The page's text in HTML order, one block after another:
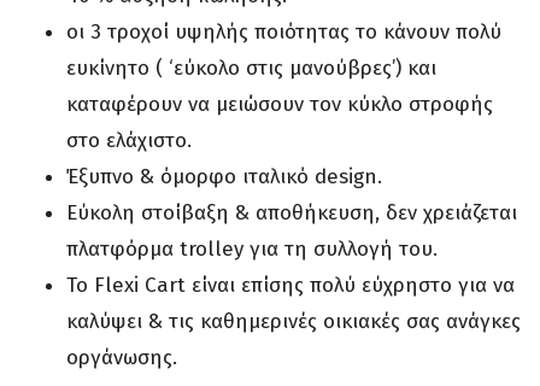
οι 3 τροχοί υψηλής ποιότητας το κάνουν πολύ
ευκίνητο ( ‘εύκολο στις μανούβρες’) και
καταφέρουν να μειώσουν τον κύκλο στροφής
στο ελάχιστο.
Έξυπνο & όμορφο ιταλικό design.
Εύκολη στοίβαξη & αποθήκευση, δεν χρειάζεται
πλατφόρμα trolley για τη συλλογή του.
Το Flexi Cart είναι επίσης πολύ εύχρηστο για να
καλύψει & τις καθημερινές οικιακές σας ανάγκες
οργάνωσης.